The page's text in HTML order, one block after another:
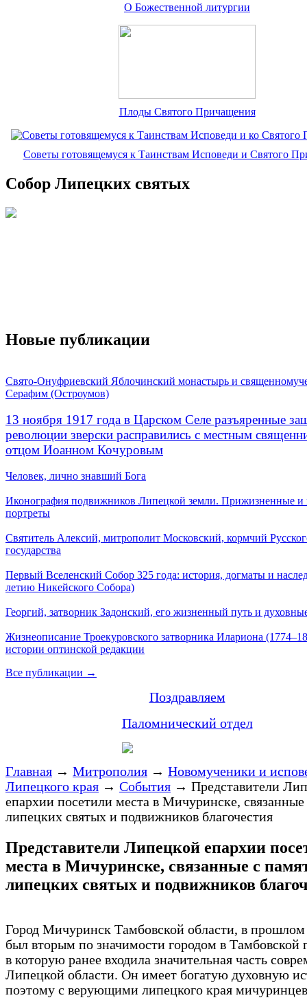
О Божественной литургии
Плоды Святого Причащения
Советы готовящемуся к Таинствам Исповеди и Святого
Собор Липецких святых
Новые публикации
Свято-Онуфриевский Яблочинский монастырь и
Серафим (Остроумов)
13 ноября 1917 года в Царском Селе разъяренные
революции зверски расправились с местным
отцом Иоанном Кочуровым
Человек, лично знавший Бога
Иконография подвижников Липецкой земли. Прижизненные и
портреты
Святитель Алексий, митрополит Московский, кормчий
государства
Первый Вселенский Собор 325 года: история, догматы и
летию Никейского Собора)
Георгий, затворник Задонский, его жизненный путь и
Жизнеописание Троекуровского затворника Илариона
истории оптинской редакции
Все публикации →
Поздравляем
Паломнический отдел
Главная → Митрополия → Новомученики и
Липецкого края → События → Представители
епархии посетили места в Мичуринске,
липецких святых и подвижников благочестия
Представители Липецкой епархии
места в Мичуринске, связанные с
липецких святых и подвижников
Город Мичуринск Тамбовской области, в прошлом
был вторым по значимости городом в Тамбовской
в которую ранее входила значительная часть
Липецкой области. Он имеет богатую духовную
поэтому с верующими липецкого края мичуринцев